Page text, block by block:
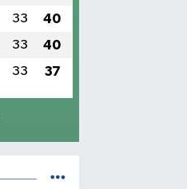
33 40
33 40
33 37